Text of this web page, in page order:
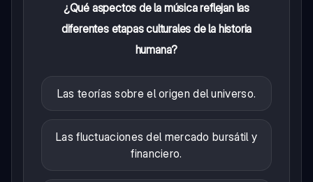
¿Qué aspectos de la música reflejan las
diferentes etapas culturales de la historia
humana?
Las teorías sobre el origen del universo.
Las fluctuaciones del mercado bursátil y
financiero.